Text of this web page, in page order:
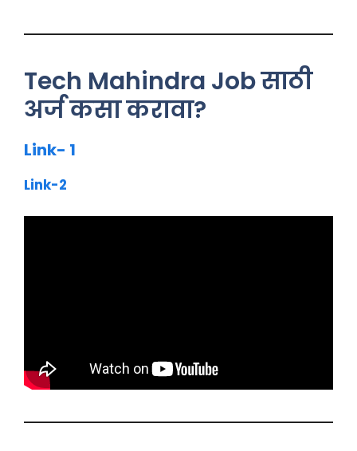
Tech Mahindra Job साठी
अर्ज कसा करावा?
Link- 1
Link-2